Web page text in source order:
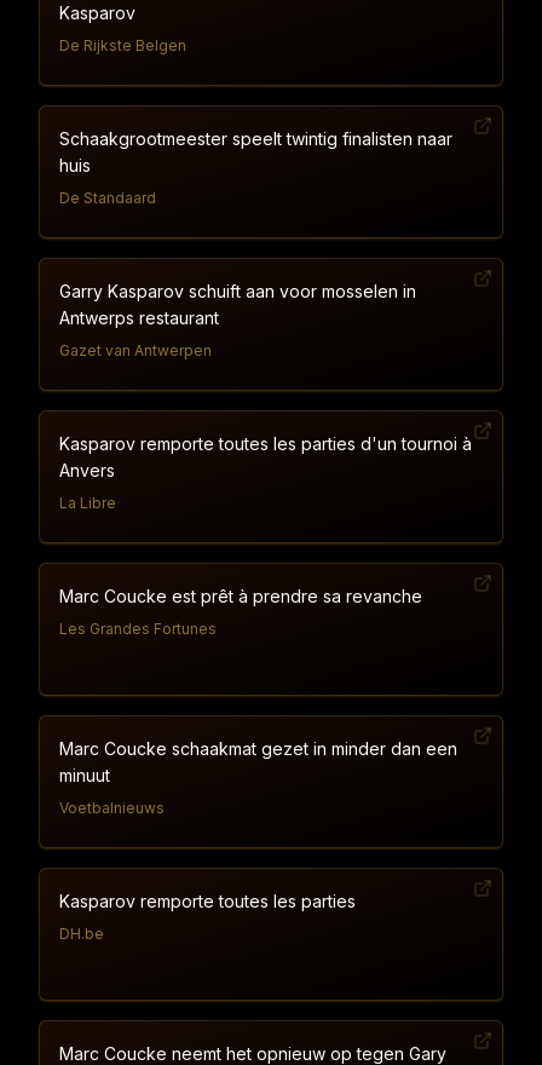
Kasparov
De Rijkste Belgen
Schaakgrootmeester speelt twintig finalisten naar
huis
De Standaard
Garry Kasparov schuift aan voor mosselen in
Antwerps restaurant
Gazet van Antwerpen
Kasparov remporte toutes les parties d'un tournoi à
Anvers
La Libre
Marc Coucke est prêt à prendre sa revanche
Les Grandes Fortunes
Marc Coucke schaakmat gezet in minder dan een
minuut
Voetbalnieuws
Kasparov remporte toutes les parties
DH.be
Marc Coucke neemt het opnieuw op tegen Gary